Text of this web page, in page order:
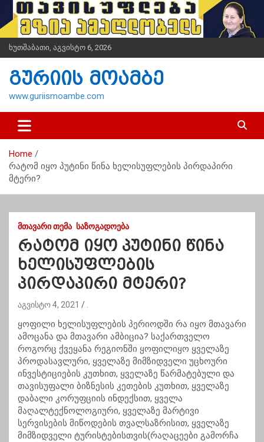
i
t
n
ხუთშაბათი, აგვისტო 6, 2026
გურიის მოამბე
www.guriismoambe.com
Home
რატომ იყო პუტინი წინა ხელისუფლების პირდაპირი
მტერი?
ᲛᲗᲐᲕᲐᲠᲘ ᲗᲔᲛᲐ ᲡᲐᲖᲝᲒᲐᲓᲝᲔᲑᲐ
რატომ იყო პუტინი წინა
ხელისუფლების
პირდაპირი მტერი?
აგვისტო 4, 2021
ყოფილი ხელისუფლების პერიოდში რა იყო მთავარი
ამოცანა და მთავარი ამბიცია? საქართველო
როგორც ქვეყანა რეგიონში ყოფილიყო ყველაზე
პროდასავლური, ყველაზე მიმზიდველი უცხოური
ინვესტიციების კუთხით, ყველაზე წარმატებული და
თავისუფალი ბიზნესის კეთების კუთხით, ყველაზე
დაბალი კორუფციის ინდექსით, ყველა
მაღალტექნოლოგიური, ყველაზე მარტივი
სერვისების მიწოდების თვალსაზრისით, ყველაზე
მიმზიდველი ტურისტებისთვის(რაღაცეები გამორჩა